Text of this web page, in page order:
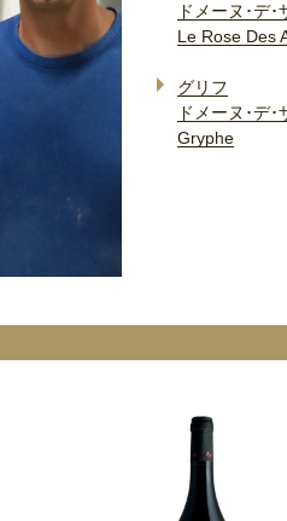
ドメーヌ･デ･
Le Rose Des
グリフ
ドメーヌ･デ･
Gryphe